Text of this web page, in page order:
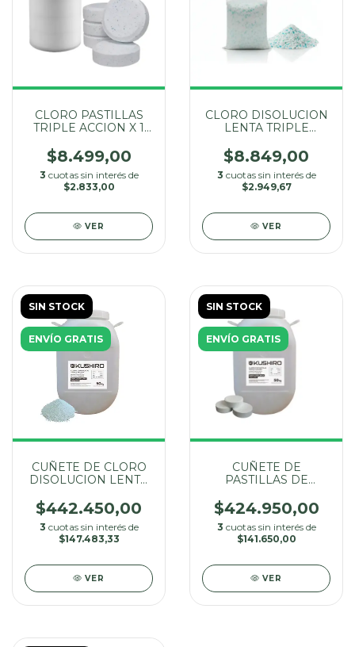
CLORO PASTILLAS
TRIPLE ACCION X 1
$8.499,00
3 cuotas sin interés de
$2.833,00
VER
CLORO DISOLUCION
LENTA TRIPLE
$8.849,00
3 cuotas sin interés de
$2.949,67
VER
SIN STOCK
ENVÍO GRATIS
CUÑETE DE CLORO
DISOLUCION LENTA
$442.450,00
3 cuotas sin interés de
$147.483,33
VER
SIN STOCK
ENVÍO GRATIS
CUÑETE DE
PASTILLAS DE
ACCION X 50 KG
$424.950,00
3 cuotas sin interés de
$141.650,00
VER